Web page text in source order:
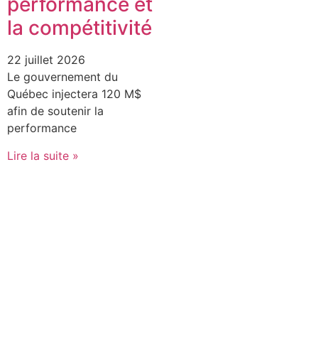
la compétitivité
22 juillet 2026
Le gouvernement du
Québec injectera 120 M$
afin de soutenir la
performance
Lire la suite »